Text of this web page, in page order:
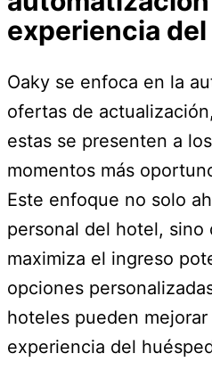
experiencia
Oaky se enfoca en la
ofertas de
estas se presenten a
momentos más
Este enfoque no solo
personal del hotel, sino
maximiza el ingreso
opciones
hoteles pueden
experiencia del